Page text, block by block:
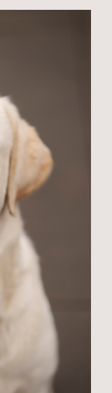
сетчатки
ретриверов
нагрузками